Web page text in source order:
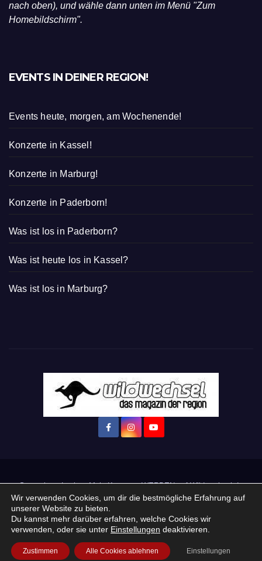
nach oben), und wähle dann unten im Menü "Zum
Homebildschirm".
EVENTS IN DEINER REGION!
Events heute, morgen, am Wochenende!
Konzerte in Kassel!
Konzerte in Marburg!
Konzerte in Paderborn!
Was ist los in Paderborn?
Was ist heute los in Kassel?
Was ist los in Marburg?
Startseite Login Mein Konto · WERBEN auf Wildwechsel.de
+ Neue Veranstaltung eintragen:
Impressum / Datenschutzerklärung Praktikum, Ausbildung & Jobs
Wir verwenden Cookies, um dir die bestmögliche Erfahrung auf
unserer Website zu bieten.
Du kannst mehr darüber erfahren, welche Cookies wir
verwenden, oder sie unter Einstellungen deaktivieren.
Zustimmen Alle Cookies ablehnen Einstellungen